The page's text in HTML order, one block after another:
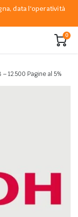
data l'operatività
0
12.500 Pagine al 5%